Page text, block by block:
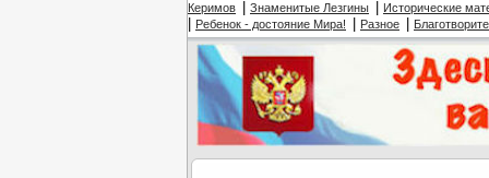
Керимов
Знаменитые Лезгины Исторические
Ребенок - достояние Мира! Разное